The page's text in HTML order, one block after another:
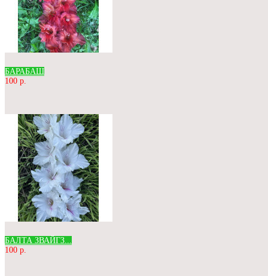
БАРАБАШ
100 р.
БАЛТА ЗВАЙГЗ...
100 р.